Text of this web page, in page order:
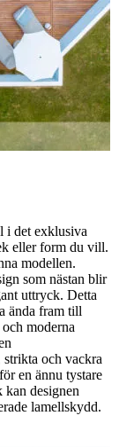
i det exklusiva
eller form du vill.
modellen.
som nästan blir
uttryck. Detta
ända fram till
moderna
och vackra
en ännu tystare
designen
lamellskydd.